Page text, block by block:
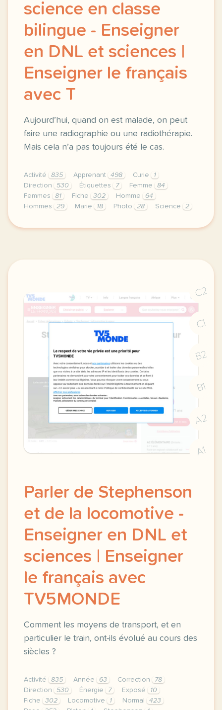
science en classe
bilingue - Enseigner
en DNL et sciences |
Enseigner le français
avec T
Aujourd’hui, quand on est malade, on peut
faire une radiographie ou une radiothérapie.
Mais cela n’a pas toujours été le cas.
Activité 835 Apprenant 498 Curie
1
Direction
530 Étiquettes 7 Femme
84
Femmes
81 Fiche 302 Homme
64
Hommes
29 Marie 18 Photo 28 Science 2
didomi host didomi components button cursor
C2
C1
B2
B1
A2
A1
Parler de Stephenson
et de la locomotive -
Enseigner en DNL et
sciences | Enseigner
le français avec
TV5MONDE
Comment les moyens de transport, et en
particulier le train, ont-ils évolué au cours des
siècles ?
Activité 835 Année 63 Correction
78
Direction
530 Énergie 7 Exposé
10
Fiche
302 Locomotive 1 Normal
423